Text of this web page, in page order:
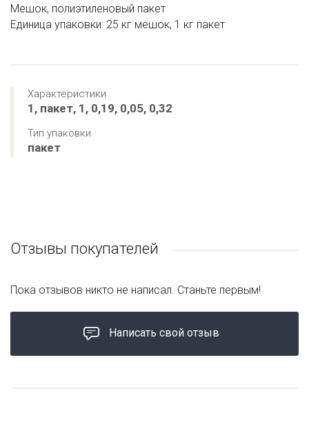
Мешок, полиэтиленовый пакет
Единица упаковки: 25 кг мешок, 1 кг пакет
Характеристики
1, пакет, 1, 0,19, 0,05, 0,32
Тип упаковки
пакет
Отзывы покупателей
Написать свой отзыв
Пока отзывов никто не написал. Станьте первым!